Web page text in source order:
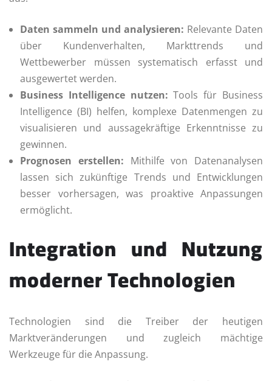
Daten sammeln und analysieren: Relevante Daten
über Kundenverhalten, Markttrends und
Wettbewerber müssen systematisch erfasst und
ausgewertet werden.
Business Intelligence nutzen: Tools für Business
Intelligence (BI) helfen, komplexe Datenmengen zu
visualisieren und aussagekräftige Erkenntnisse zu
gewinnen.
Prognosen erstellen: Mithilfe von Datenanalysen
lassen sich zukünftige Trends und Entwicklungen
besser vorhersagen, was proaktive Anpassungen
ermöglicht.
Integration und Nutzung
moderner Technologien
Technologien sind die Treiber der heutigen
Marktveränderungen und zugleich mächtige
Werkzeuge für die Anpassung.